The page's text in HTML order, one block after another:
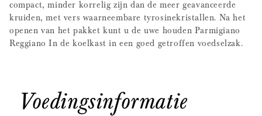
compact, minder korrelig zijn dan de meer geavanceerde
kruiden, met vers waarneembare tyrosinekristallen. Na het
openen van het pakket kunt u de uwe houden Parmigiano
Reggiano In de koelkast in een goed getroffen voedselzak.
Voedingsinformatie